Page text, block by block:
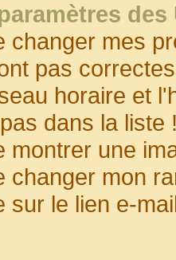
changer mes
pas
horaire et
dans la liste
montrer une
changer mon
sur le lien e-